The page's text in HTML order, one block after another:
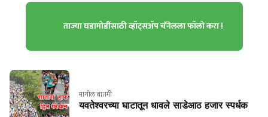
ताज्या घडामोडींसाठी व्हॉट्सॲप चॅनेलला फॉलो करा !
मागील बातमी
यवतेश्वरच्या घाटातून धावले साडेआठ हजार स्पर्धक